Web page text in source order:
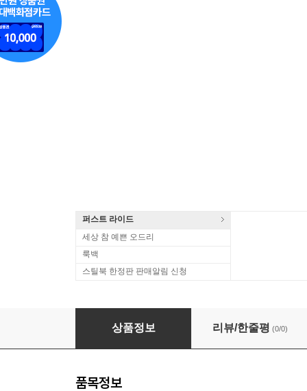
퍼스트 라이드
세상 참 예쁜 오드리
룩백
스틸북 한정판 판매알림 신청
잃어버린 세계 : 로스트 퓨쳐
상품정보 리뷰/한줄평 (0/0)
품목정보